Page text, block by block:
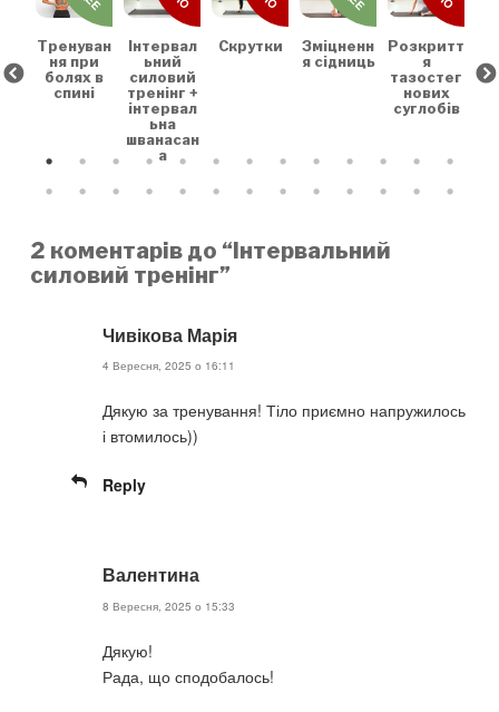
Тренуван
ня при
болях в
спині
Інтервал
ьний
силовий
тренінг +
інтервал
ьна
шванасан
а
Скрутки
Зміцненн
я сідниць
Розкритт
я
тазостег
нових
суглобів
2 коментарів до “Інтервальний
силовий тренінг”
Чивікова Марія
4 Вересня, 2025 о 16:11
Дякую за тренування! Тіло приємно напружилось
і втомилось))
Reply
Валентина
8 Вересня, 2025 о 15:33
Дякую!
Рада, що сподобалось!